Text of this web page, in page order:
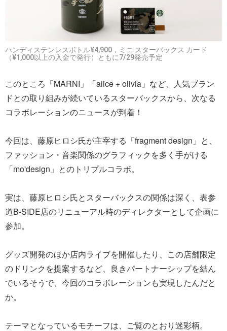
ハンディステンレスボトル¥4,900，ミニ スターバックス カード
（¥1,000以上の入金で発行）ともに7/29発売予定
このところ「MARNI」「alice + olivia」など、人気ブラン
ドとの取り組みが続いているスターバックスから、次なる
コラボレーションのニュースが到着！
今回は、藤原ヒロシ氏が主宰する「fragment design」と、
ファッション・音楽関係のグラフィックを多く手がける
「mo'design」とのトリプルコラボ。
実は、藤原ヒロシ氏とスターバックスの関係は深く、表参
道B-SIDE店のリニューアル時のディレクターとして企画に
参加。
グッズ開発のほか店内ライブを開催したり、この店舗限定
のドリンクを提案するなど、良きパートナーシップを結ん
でいるそうで、今回のコラボレーションも実現したんだと
か。
テーマとなっているモチーフは、ご覧のとおり迷彩柄。